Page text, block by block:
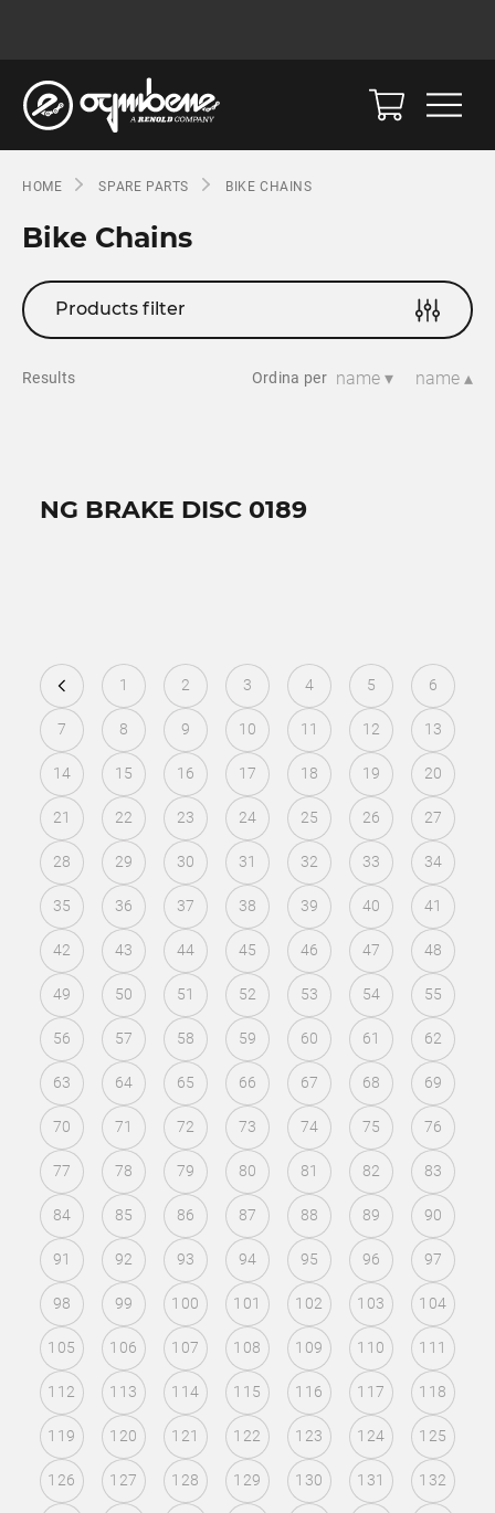
HOME SPARE PARTS BIKE CHAINS
Bike Chains
Products filter
Results Ordina per name ▾ name ▴
NG BRAKE DISC 0189
1 2 3 4 5 6
7 8 9 10 11 12 13
14 15 16 17 18 19 20
21 22 23 24 25 26 27
28 29 30 31 32 33 34
35 36 37 38 39 40 41
42 43 44 45 46 47 48
49 50 51 52 53 54 55
56 57 58 59 60 61 62
63 64 65 66 67 68 69
70 71 72 73 74 75 76
77 78 79 80 81 82 83
84 85 86 87 88 89 90
91 92 93 94 95 96 97
98 99 100 101 102 103 104
105 106 107 108 109 110 111
112 113 114 115 116 117 118
119 120 121 122 123 124 125
126 127 128 129 130 131 132